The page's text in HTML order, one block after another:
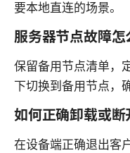
要本地直连的场景。
服务器节点故障怎
保留备用节点清单，
下切换到备用节点，
如何正确卸载或断
在设备端正确退出客